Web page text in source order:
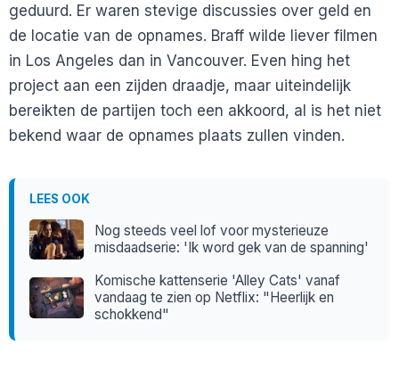
geduurd. Er waren stevige discussies over geld en
de locatie van de opnames. Braff wilde liever filmen
in Los Angeles dan in Vancouver. Even hing het
project aan een zijden draadje, maar uiteindelijk
bereikten de partijen toch een akkoord, al is het niet
bekend waar de opnames plaats zullen vinden.
LEES OOK
Nog steeds veel lof voor mysterieuze
misdaadserie: 'Ik word gek van de spanning'
Komische kattenserie 'Alley Cats' vanaf
vandaag te zien op Netflix: "Heerlijk en
schokkend"